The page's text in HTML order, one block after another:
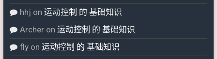
hhj on 运动控制 的 基础知识
Archeron 运动控制 的 基础知识
flyon 运动控制 的 基础知识